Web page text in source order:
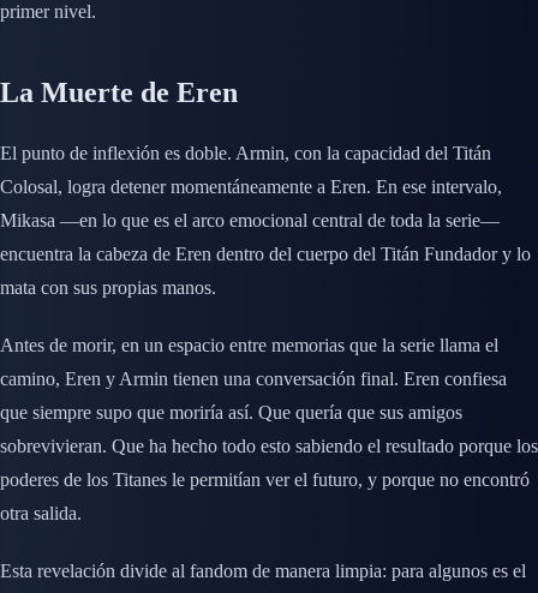
primer nivel.
La Muerte de Eren
El punto de inflexión es doble. Armin, con la capacidad del Titán
Colosal, logra detener momentáneamente a Eren. En ese intervalo,
Mikasa —en lo que es el arco emocional central de toda la serie—
encuentra la cabeza de Eren dentro del cuerpo del Titán Fundador y lo
mata con sus propias manos.
Antes de morir, en un espacio entre memorias que la serie llama el
camino, Eren y Armin tienen una conversación final. Eren confiesa
que siempre supo que moriría así. Que quería que sus amigos
sobrevivieran. Que ha hecho todo esto sabiendo el resultado porque los
poderes de los Titanes le permitían ver el futuro, y porque no encontró
otra salida.
Esta revelación divide al fandom de manera limpia: para algunos es el